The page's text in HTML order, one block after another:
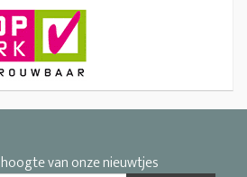
van onze nieuwtjes